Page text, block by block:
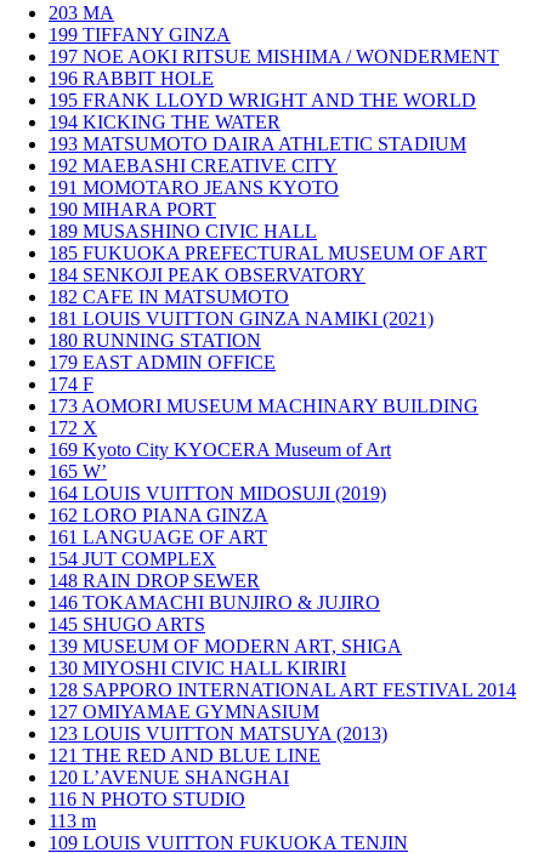
203 MA
199 TIFFANY GINZA
197 NOE AOKI RITSUE MISHIMA / WONDERMENT
196 RABBIT HOLE
195 FRANK LLOYD WRIGHT AND THE WORLD
194 KICKING THE WATER
193 MATSUMOTO DAIRA ATHLETIC STADIUM
192 MAEBASHI CREATIVE CITY
191 MOMOTARO JEANS KYOTO
190 MIHARA PORT
189 MUSASHINO CIVIC HALL
185 FUKUOKA PREFECTURAL MUSEUM OF ART
184 SENKOJI PEAK OBSERVATORY
182 CAFE IN MATSUMOTO
181 LOUIS VUITTON GINZA NAMIKI (2021)
180 RUNNING STATION
179 EAST ADMIN OFFICE
174 F
173 AOMORI MUSEUM MACHINARY BUILDING
172 X
169 Kyoto City KYOCERA Museum of Art
165 W’
164 LOUIS VUITTON MIDOSUJI (2019)
162 LORO PIANA GINZA
161 LANGUAGE OF ART
154 JUT COMPLEX
148 RAIN DROP SEWER
146 TOKAMACHI BUNJIRO & JUJIRO
145 SHUGO ARTS
139 MUSEUM OF MODERN ART, SHIGA
130 MIYOSHI CIVIC HALL KIRIRI
128 SAPPORO INTERNATIONAL ART FESTIVAL 2014
127 OMIYAMAE GYMNASIUM
123 LOUIS VUITTON MATSUYA (2013)
121 THE RED AND BLUE LINE
120 L’AVENUE SHANGHAI
116 N PHOTO STUDIO
113 m
109 LOUIS VUITTON FUKUOKA TENJIN